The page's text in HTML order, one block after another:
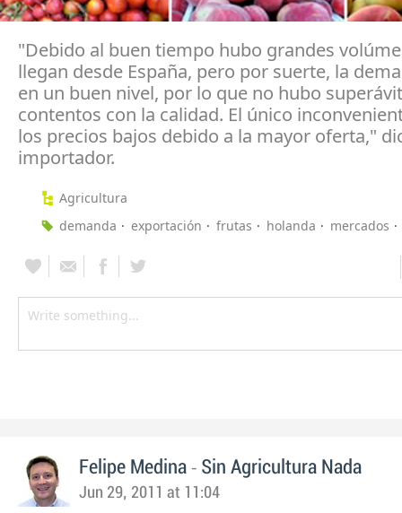
"Debido al buen tiempo hubo grandes
llegan desde España, pero por suerte, la
en un buen nivel, por lo que no hubo
contentos con la calidad. El único
los precios bajos debido a la mayor oferta,"
importador.
Agricultura
demanda
exportación frutas holanda mercados
Felipe Medina - Sin Agricultura Nada
Jun 29, 2011 at 11:04